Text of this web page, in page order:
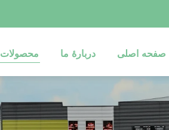
صفحه اصلی دربارهٔ ما محصولات